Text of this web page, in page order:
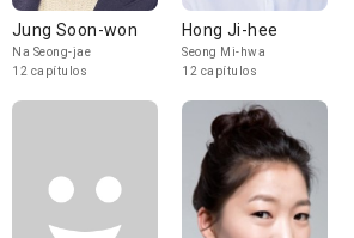
Jung Soon-won
Na Seong-jae
12 capítulos
Hong Ji-hee
Seong Mi-hwa
12 capítulos